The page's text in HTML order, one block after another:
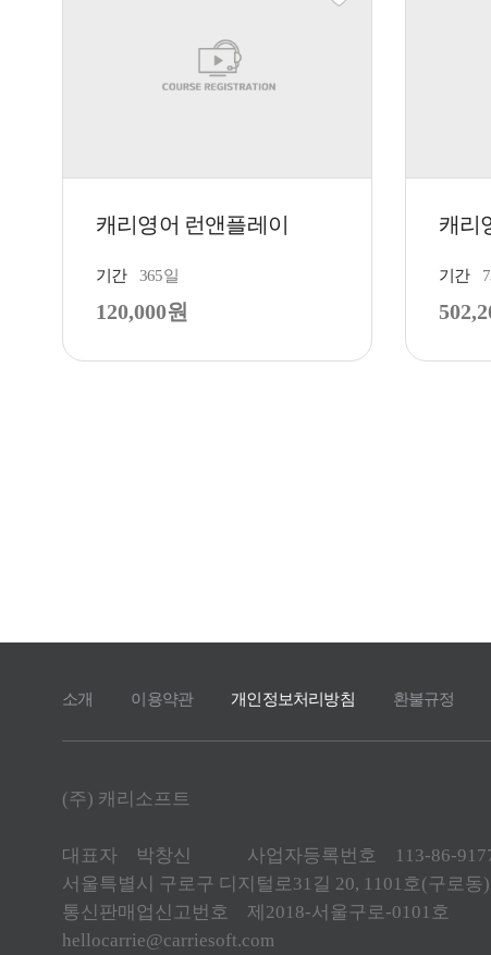
캐리영어 런앤플레이
기간 365일
120,000원
캐리
기간
소개 이용약관 개인정보처리방침 환불규정
(주) 캐리소프트
대표자 박창신 사업자등록번호 113-86-
서울특별시 구로구 디지털로31길 20, 1101호(구로
통신판매업신고번호 제2018-서울구로-0101
hellocarrie@carriesoft.com